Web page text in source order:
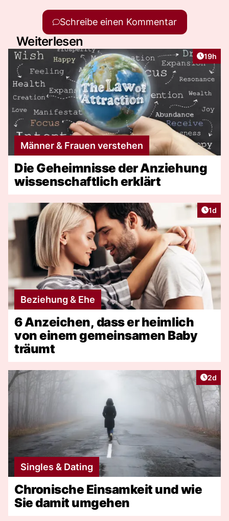
Schreibe einen Kommentar
Weiterlesen
Artikel
19h
Männer & Frauen verstehen
Die Geheimnisse der Anziehung
wissenschaftlich erklärt
1d
Beziehung & Ehe
6 Anzeichen, dass er heimlich
von einem gemeinsamen Baby
träumt
2d
Singles & Dating
Chronische Einsamkeit und wie
Sie damit umgehen